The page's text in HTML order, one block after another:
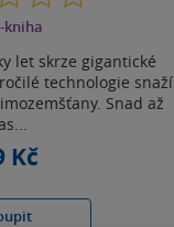
z
5
kniha
let skrze gigantické
technologie snaží
Snad až
Kč